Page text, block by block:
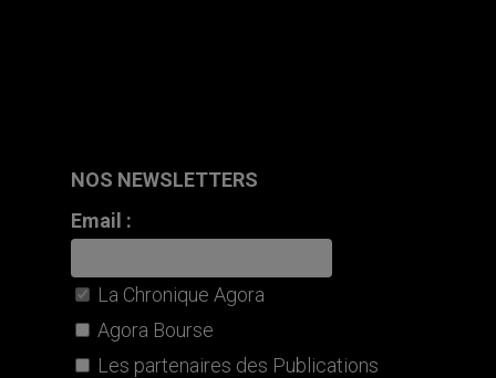
NOS NEWSLETTERS
Email :
La Chronique Agora
Agora Bourse
Les partenaires des Publications